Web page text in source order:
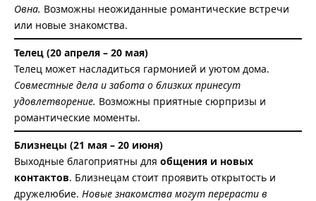
Овна. Возможны неожиданные романтические встречи
или новые знакомства.
Телец (20 апреля – 20 мая)
Телец может насладиться гармонией и уютом дома.
Совместные дела и забота о близких принесут
удовлетворение. Возможны приятные сюрпризы и
романтические моменты.
Близнецы (21 мая – 20 июня)
Выходные благоприятны для общения и новых
контактов. Близнецам стоит проявить открытость и
дружелюбие. Новые знакомства могут перерасти в